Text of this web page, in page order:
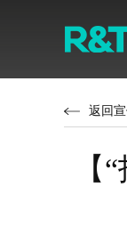
品牌介绍
品牌荣誉
无障碍卫
最新公告
调查研究
返回
【